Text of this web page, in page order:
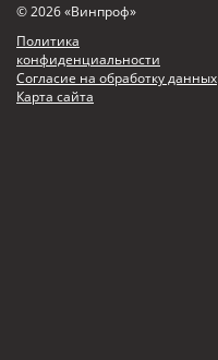
© 2026 «Винпроф»
Политика
конфиденциальности
Согласие на обработку данных
Карта сайта